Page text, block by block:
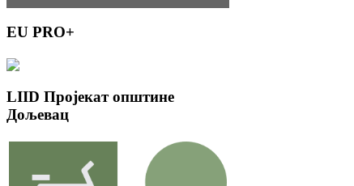
EU PRO+
LIID Пројекат општине
Дољевац